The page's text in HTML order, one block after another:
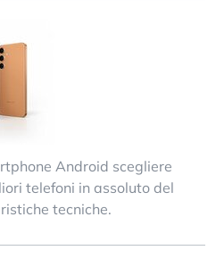
Android scegliere
telefoni in assoluto del
tecniche.